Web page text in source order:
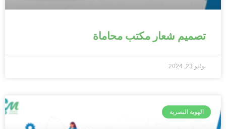
تصميم شعار مكتب محاماة
يوليو 23, 2024
الهوية البصرية